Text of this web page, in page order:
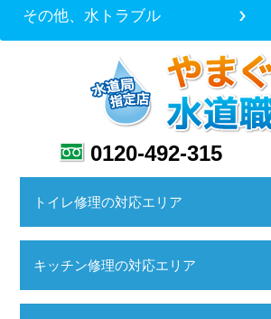
その他、水トラブル
0120-492-315
トイレ修理の対応エリア
キッチン修理の対応エリア